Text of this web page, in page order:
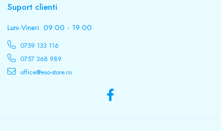
Suport clienti
Luni-Vineri: 09:00 - 19:00
0759 133 116
0757 368 989
office@eso-store.ro